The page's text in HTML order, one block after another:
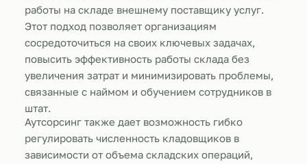
работы на складе внешнему поставщику услуг.
Этот подход позволяет организациям
сосредоточиться на своих ключевых задачах,
повысить эффективность работы склада без
увеличения затрат и минимизировать проблемы,
связанные с наймом и обучением сотрудников в
штат.
Аутсорсинг также дает возможность гибко
регулировать численность кладовщиков в
зависимости от объема складских операций,